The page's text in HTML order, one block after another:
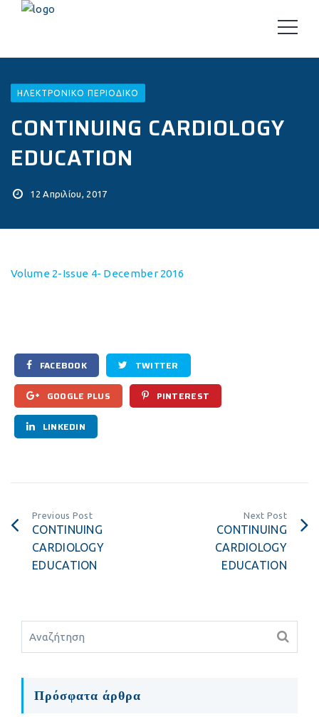
ΗΛΕΚΤΡΟΝΙΚΌ ΠΕΡΙΟΔΙΚΌ
CONTINUING CARDIOLOGY
EDUCATION
12 Απριλίου, 2017
Volume 2-Issue 4- December 2016
FACEBOOK TWITTER
GOOGLE PLUS PINTEREST
LINKEDIN
Previous Post
CONTINUING
CARDIOLOGY
EDUCATION
Next Post
CONTINUING
CARDIOLOGY
EDUCATION
Πρόσφατα άρθρα